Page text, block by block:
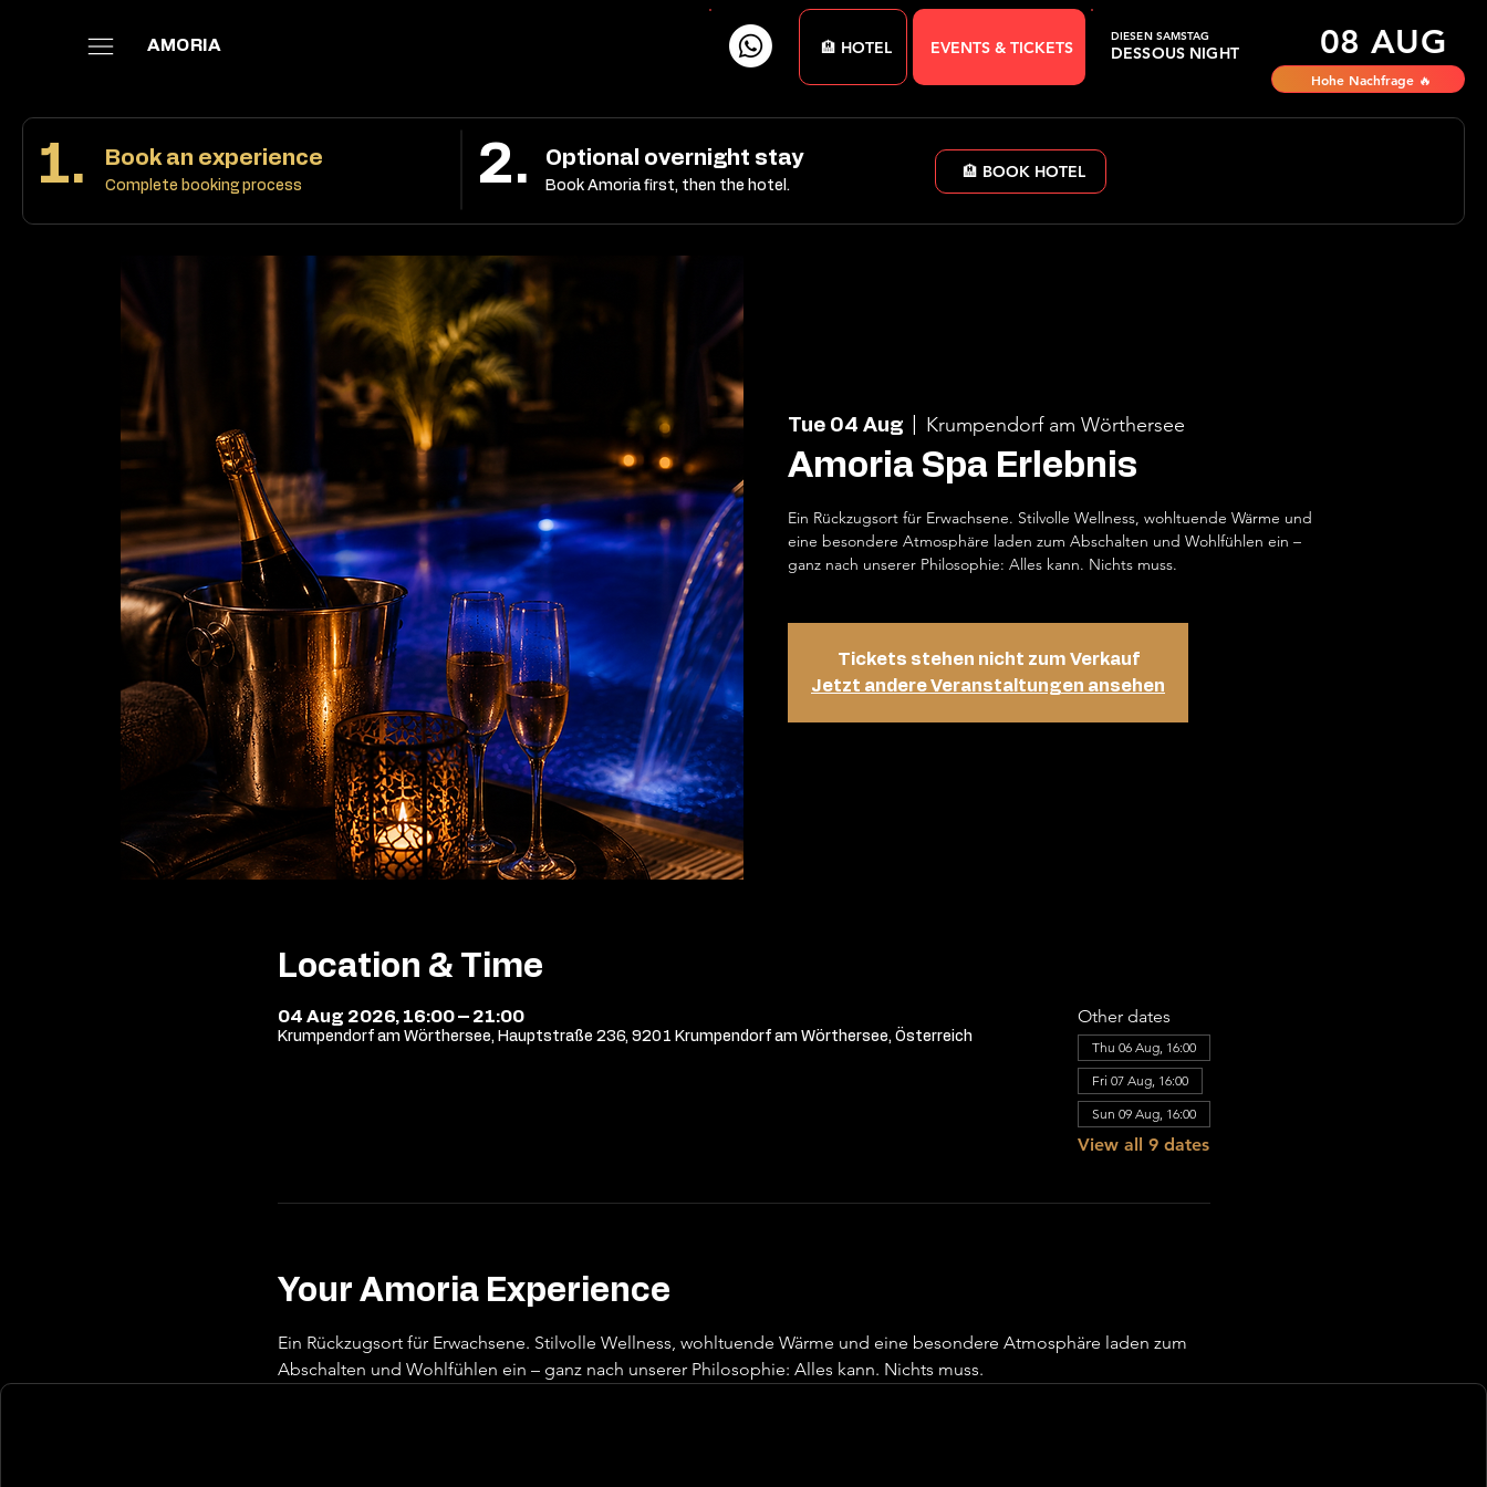
🏨 HOTEL EVENTS & TICKETS DESSOUS NIGHT 08 AUG
DIESEN SAMSTAG
Hohe Nachfrage 🔥
AMORIA
1. Book an experience
Complete booking process 2. Optional overnight stay
Book Amoria first, then the hotel.
🏨 BOOK HOTEL
Tue 04 Aug Krumpendorf am Wörthersee
Amoria Spa Erlebnis
Ein Rückzugsort für Erwachsene. Stilvolle Wellness, wohltuende Wärme und
eine besondere Atmosphäre laden zum Abschalten und Wohlfühlen ein –
ganz nach unserer Philosophie: Alles kann. Nichts muss.
Tickets stehen nicht zum Verkauf
Jetzt andere Veranstaltungen ansehen
Location & Time
04 Aug 2026, 16:00 – 21:00
Krumpendorf am Wörthersee, Hauptstraße 236, 9201 Krumpendorf am Wörthersee, Österreich
Other dates
Thu 06 Aug, 16:00
Fri 07 Aug, 16:00
Sun 09 Aug, 16:00
View all 9 dates
Your Amoria Experience
Ein Rückzugsort für Erwachsene. Stilvolle Wellness, wohltuende Wärme und eine besondere Atmosphäre laden zum
Abschalten und Wohlfühlen ein – ganz nach unserer Philosophie: Alles kann. Nichts muss.